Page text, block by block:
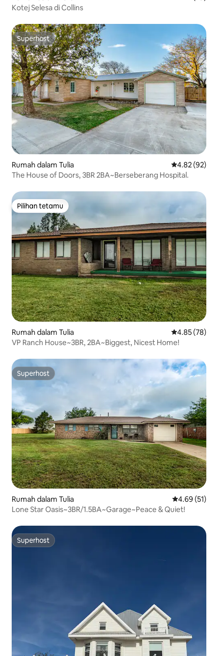
Kotej Selesa di Collins
Superhost
Superhost
Rumah dalam Tulia Penarafan
4.82 (92)
The House of Doors, 3BR 2BA~Berseberang Hospital.
Pilihan tetamu
Pilihan tetamu
Rumah dalam Tulia Penarafan
4.85 (78)
VP Ranch House~3BR, 2BA~Biggest, Nicest Home!
Superhost
Superhost
Rumah dalam Tulia Penarafan
4.69 (51)
Lone Star Oasis~3BR/1.5BA~Garage~Peace & Quiet!
Superhost
Superhost